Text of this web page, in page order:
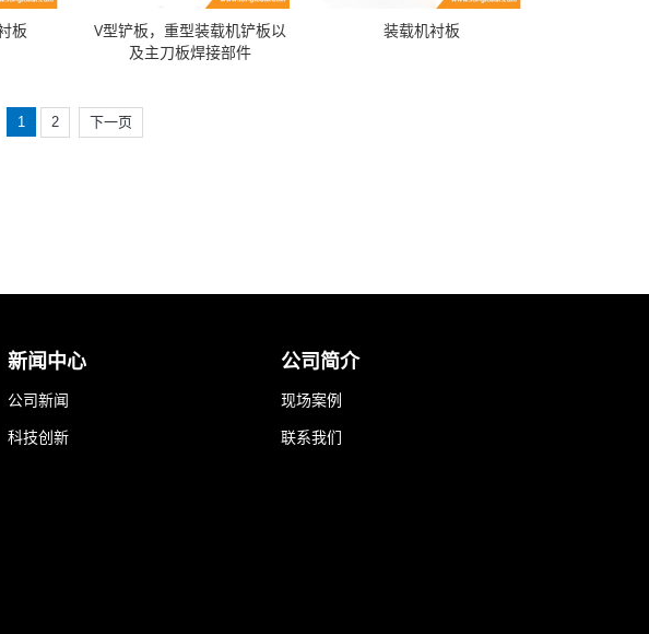
板
V型铲板，重型装载机铲板以
及主刀板焊接部件
装载机衬板
1 2 下一页
新闻中心
公司新闻
科技创新
公司简介
现场案例
联系我们